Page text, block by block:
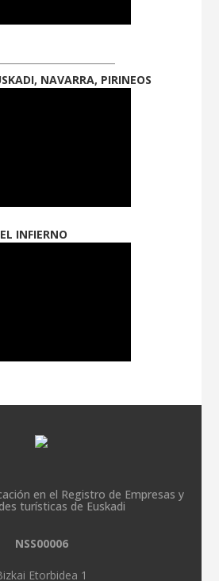
NAVARRA, PIRINEOS
INFIERNO
en el Registro de Empresas y
turísticas de Euskadi
NSS00006
Etorbidea 1